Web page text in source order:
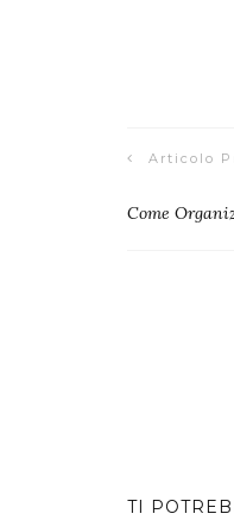
Articolo
Come
TI